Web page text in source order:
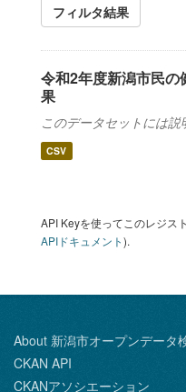
フィルタ結果
令和2年度新潟市民
果
このデータセットには説
CSV
API Keyを使ってこのレジス
APIドキュメント).
About 新潟市オープンデータ
CKAN API
CKANアソシエーション